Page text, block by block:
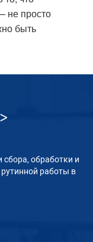
не просто
быть
обработки и
работы в